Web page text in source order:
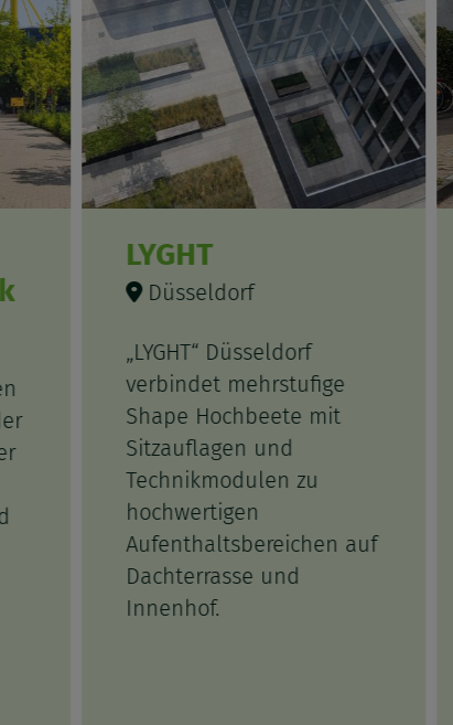
LYGHT
Düsseldorf
„LYGHT“ Düsseldorf
verbindet mehrstufige
Shape Hochbeete mit
Sitzauflagen und
Technikmodulen zu
hochwertigen
Aufenthaltsbereichen auf
Dachterrasse und
Innenhof.